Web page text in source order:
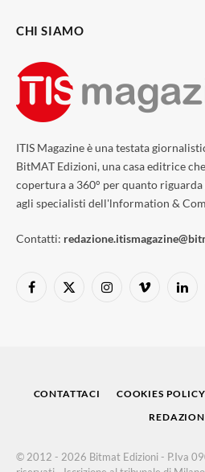
CHI SIAMO
ITIS Magazine è una testata
BitMAT Edizioni, una casa editrice
copertura a 360° per quanto
agli specialisti dell'lnformation &
Contatti:
Facebook
X
InstagramVimeo
CONTATTACI COOKIES POLICY
© 2012 - 2026 Bitmat Edizioni - P.Iva